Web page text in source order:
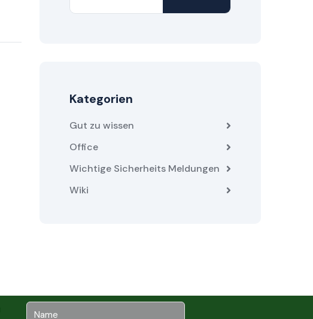
Kategorien
Gut zu wissen
Office
Wichtige Sicherheits Meldungen
Wiki